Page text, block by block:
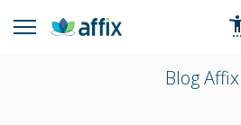
content
Affix
Administradora de Benefícios
Blog Affix